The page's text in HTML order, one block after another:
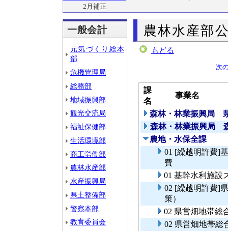
2月補正
一般会計
元気づくり総本
部
危機管理局
総務部
地域振興部
観光交流局
福祉保健部
生活環境部
商工労働部
農林水産部
水産振興局
県土整備部
警察本部
教育委員会
農林水産部
もどる
次
課
名
事業名
森林・林業振興局
森林・林業振興局
農地・水保全課
01 [繰越明許費]
費
01 基幹水利施設
02 [繰越明許費]
策）
02 県営畑地帯総
02 県営畑地帯総